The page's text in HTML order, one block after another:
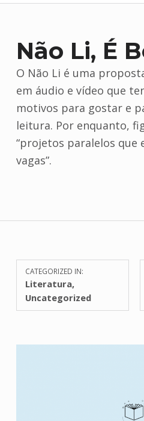
Não Li, É
O Não Li é uma
em áudio e vídeo que
motivos para gostar e
leitura. Por enquanto,
“projetos paralelos que
vagas”.
POSTED
ON:
M
a
CATEGORIZED IN:
Literatura,
Uncategorized